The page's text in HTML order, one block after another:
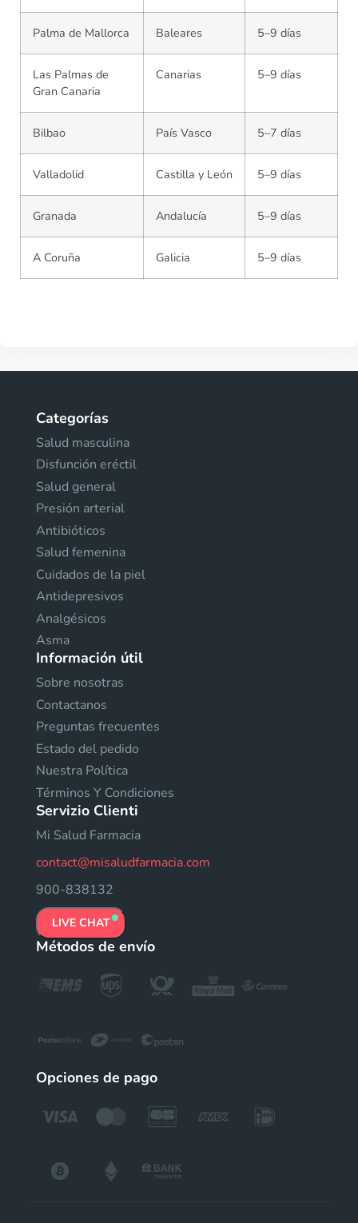
Palma de Mallorca Baleares 5–9 días
Las Palmas de
Gran Canaria
Canarias 5–9 días
Bilbao País Vasco 5–7 días
Valladolid Castilla y León 5–9 días
Granada Andalucía 5–9 días
A Coruña Galicia 5–9 días
Categorías
Salud masculina
Disfunción eréctil
Salud general
Presión arterial
Antibióticos
Salud femenina
Cuidados de la piel
Antidepresivos
Analgésicos
Asma
Información útil
Sobre nosotras
Contactanos
Preguntas frecuentes
Estado del pedido
Nuestra Política
Términos Y Condiciones
Servizio Clienti
Mi Salud Farmacia
contact@misaludfarmacia.com
900-838132
LIVE CHAT
Métodos de envío
Opciones de pago